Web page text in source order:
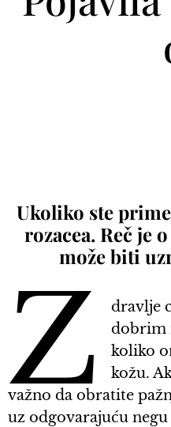
Ukoliko ste
rozacea. Reč je
može biti
Z dravlje
dobrim
koliko
kožu.
važno da obratite
uz odgovarajuću negu